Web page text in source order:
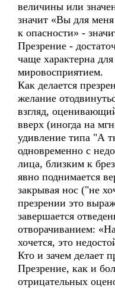
величины или
значит «Вы для
к опасности» -
Презрение -
чаще характерна
мировосприятием.
Как делается
желание
взгляд,
вверх (иногда на
удивление типа "А
одновременно с
лица, близким к
явно поднимается
закрывая нос ("не
презрении это
завершается
отворачиванием:
хочется, это
Кто и зачем делает
Презрение, как и
отрицательных